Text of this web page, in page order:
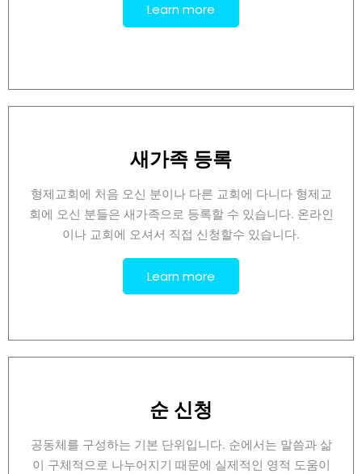
Learn more
새가족 등록
형제교회에 처음 오신 분이나 다른 교회에 다니다 형제교
회에 오신 분들은 새가족으로 등록할 수 있습니다. 온라인
이나 교회에 오셔서 직접 신청할수 있습니다.
Learn more
순 신청
공동체를 구성하는 기본 단위입니다. 순에서는 말씀과 삶
이 구체적으로 나누어지기 때문에 실제적인 영적 도움이